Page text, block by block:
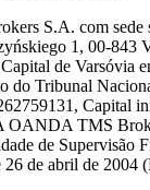
S.A. com sede
1, 00-843
de Varsóvia
do Tribunal
Capital
OANDA TMS
de Supervisão
26 de abril de